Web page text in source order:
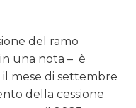
del ramo
una nota – è
mese di settembre
della cessione